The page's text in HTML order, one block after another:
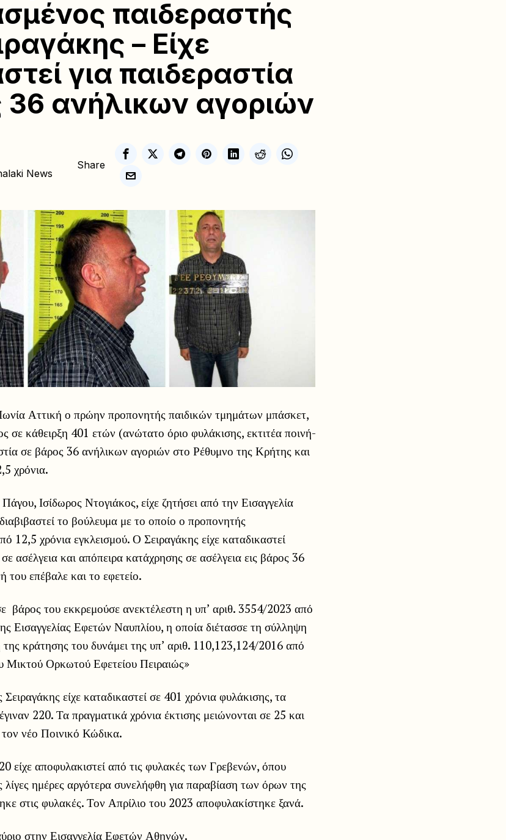
παιδεραστής
– Είχε
για παιδεραστία
36 ανήλικων αγοριών
News
Share
Αττική ο πρώην προπονητής παιδικών τμημάτων μπάσκετ,
σε κάθειρξη 401 ετών (ανώτατο όριο φυλάκισης, εκτιτέα ποινή-
σε βάρος 36 ανήλικων αγοριών στο Ρέθυμνο της Κρήτης και
χρόνια.
Ισίδωρος Ντογιάκος, είχε ζητήσει από την Εισαγγελία
το βούλευμα με το οποίο ο προπονητής
12,5 χρόνια εγκλεισμού. Ο Σειραγάκης είχε καταδικαστεί
ασέλγεια και απόπειρα κατάχρησης σε ασέλγεια εις βάρος 36
του επέβαλε και το εφετείο.
βάρος του εκκρεμούσε ανεκτέλεστη η υπ’ αριθ. 3554/2023 από
Εισαγγελίας Εφετών Ναυπλίου, η οποία διέτασσε τη σύλληψη
κράτησης του δυνάμει της υπ’ αριθ. 110,123,124/2016 από
Ορκωτού Εφετείου Πειραιώς»
είχε καταδικαστεί σε 401 χρόνια φυλάκισης, τα
220. Τα πραγματικά χρόνια έκτισης μειώνονται σε 25 και
νέο Ποινικό Κώδικα.
είχε αποφυλακιστεί από τις φυλακές των Γρεβενών, όπου
λίγες ημέρες αργότερα συνελήφθη για παραβίαση των όρων της
στις φυλακές. Τον Απρίλιο του 2023 αποφυλακίστηκε ξανά.
στην Εισαγγελία Εφετών Αθηνών.